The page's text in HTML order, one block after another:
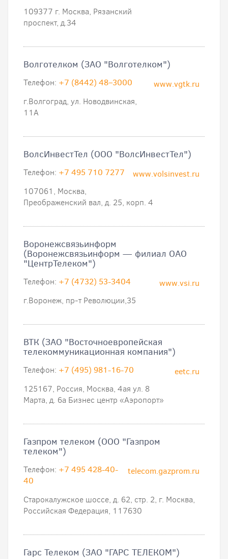
109377 г. Москва, Рязанский
проспект, д.34
Волготелком (ЗАО "Волготелком")
www.vgtk.ru
Телефон: +7 (8442) 48–3000
г.Волгоград, ул. Новодвинская,
11А
ВолсИнвестТел (ООО "ВолсИнвестТел")
www.volsinvest.ru
Телефон: +7 495 710 7277
107061, Москва,
Преображенский вал, д. 25, корп. 4
Воронежсвязьинформ
(Воронежсвязьинформ — филиал ОАО
"ЦентрТелеком")
www.vsi.ru
Телефон: +7 (4732) 53-3404
г.Воронеж, пр-т Революции,35
ВТК (ЗАО "Восточноевропейская
телекоммуникационная компания")
eetc.ru
Телефон: +7 (495) 981-16-70
125167, Россия, Москва, 4ая ул. 8
Марта, д. 6а Бизнес центр «Аэропорт»
Газпром телеком (ООО "Газпром
телеком")
telecom.gazprom.ru
Телефон: +7 495 428-40-
40
Старокалужское шоссе, д. 62, стр. 2, г. Москва,
Российская Федерация, 117630
Гарс Телеком (ЗАО "ГАРС ТЕЛЕКОМ")